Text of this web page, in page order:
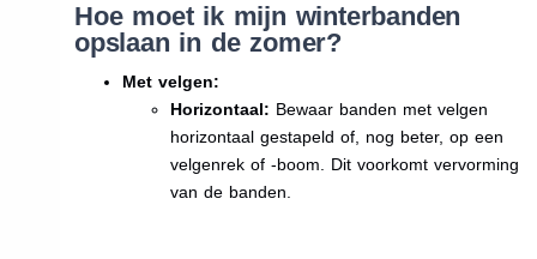
Hoe moet ik mijn winterbanden
opslaan in de zomer?
Met velgen:
Horizontaal: Bewaar banden met velgen
horizontaal gestapeld of, nog beter, op een
velgenrek of -boom. Dit voorkomt vervorming
van de banden.